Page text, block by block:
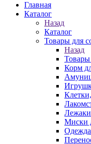
Главная
Каталог
Назад
Каталог
Товары для
Назад
Товары
Корм
Лежаки
Миски
Одежда